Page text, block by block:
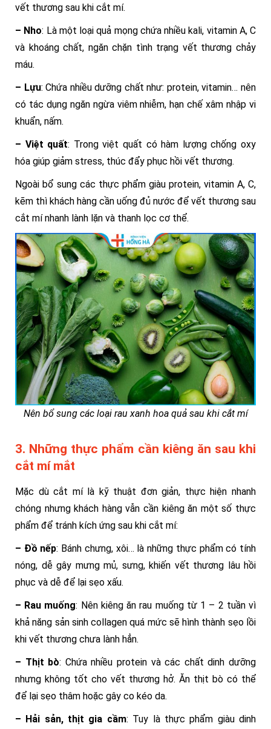
vết thương sau khi cắt mí.
– Nho: Là một loại quả mọng chứa nhiều kali, vitamin A, C
và khoáng chất, ngăn chặn tình trạng vết thương chảy
máu.
– Lựu: Chứa nhiều dưỡng chất như: protein, vitamin… nên
có tác dụng ngăn ngừa viêm nhiễm, hạn chế xâm nhập vi
khuẩn, nấm.
– Việt quất: Trong việt quất có hàm lượng chống oxy
hóa giúp giảm stress, thúc đẩy phục hồi vết thương.
Ngoài bổ sung các thực phẩm giàu protein, vitamin A, C,
kẽm thì khách hàng cần uống đủ nước để vết thương sau
cắt mí nhanh lành lặn và thanh lọc cơ thể.
Nên bổ sung các loại rau xanh hoa quả sau khi cắt mí
3. Những thực phẩm cần kiêng ăn sau khi
cắt mí mắt
Mặc dù cắt mí là kỹ thuật đơn giản, thực hiện nhanh
chóng nhưng khách hàng vẫn cần kiêng ăn một số thực
phẩm để tránh kích ứng sau khi cắt mí:
– Đồ nếp: Bánh chưng, xôi… là những thực phẩm có tính
nóng, dễ gây mưng mủ, sưng, khiến vết thương lâu hồi
phục và dễ để lại sẹo xấu.
– Rau muống: Nên kiêng ăn rau muống từ 1 – 2 tuần vì
khả năng sản sinh collagen quá mức sẽ hình thành sẹo lồi
khi vết thương chưa lành hẳn.
– Thịt bò: Chứa nhiều protein và các chất dinh dưỡng
nhưng không tốt cho vết thương hở. Ăn thịt bò có thể
để lại sẹo thâm hoặc gây co kéo da.
– Hải sản, thịt gia cầm: Tuy là thực phẩm giàu dinh